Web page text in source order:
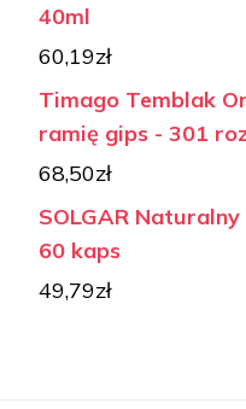
40ml
60,19zł
Timago Temblak
ramię gips - 301
68,50zł
SOLGAR
60 kaps
49,79zł